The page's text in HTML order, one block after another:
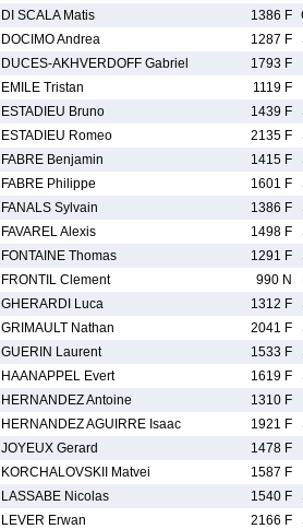
DI SCALA Matis 1386 F
DOCIMO Andrea 1287 F
DUCES-AKHVERDOFF Gabriel 1793 F
EMILE Tristan 1119 F
ESTADIEU Bruno 1439 F
ESTADIEU Romeo 2135 F
FABRE Benjamin 1415 F
FABRE Philippe 1601 F
FANALS Sylvain 1386 F
FAVAREL Alexis 1498 F
FONTAINE Thomas 1291 F
FRONTIL Clement 990 N
GHERARDI Luca 1312 F
GRIMAULT Nathan 2041 F
GUERIN Laurent 1533 F
HAANAPPEL Evert 1619 F
HERNANDEZ Antoine 1310 F
HERNANDEZ AGUIRRE Isaac 1921 F
JOYEUX Gerard
1478 F
KORCHALOVSKII Matvei 1587 F
LASSABE Nicolas 1540 F
LEVER Erwan 2166 F